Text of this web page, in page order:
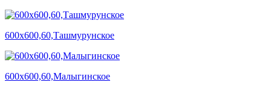
600х600,60,Ташмурунское
600х600,60,Малыгинское